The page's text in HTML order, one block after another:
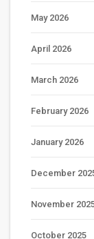
May 2026
April 2026
March 2026
February 2026
January 2026
December
November
October 2025